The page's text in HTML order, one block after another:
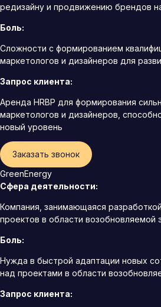
редизайну и продвижению брендов
Боль:
Сложности с формированием
маркетологов и дизайнеров для
Запрос клиента:
Аренда HRBP для формирования
маркетологов и дизайнеров,
новый уровень
Заказать звонок
GreenEnergy
Сфера деятельности:
Компания, занимающаяся
проектов в области возобновляемой
Боль:
Нужда в быстрой адаптации новых
над проектами в области
Запрос клиента: